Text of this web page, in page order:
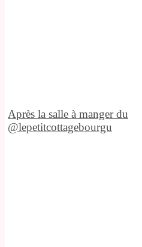
Après la salle à manger du
@lepetitcottagebourgu